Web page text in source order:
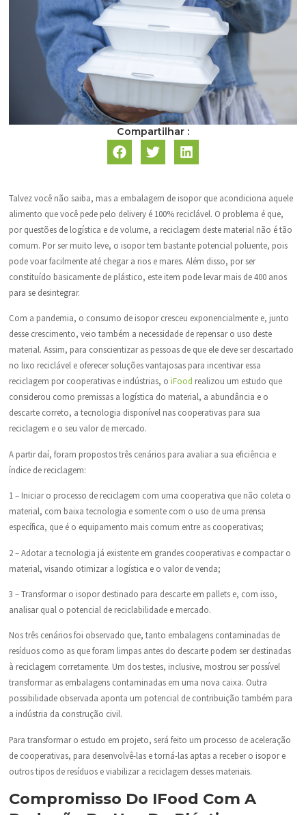
Compartilhar :
Talvez você não saiba, mas a embalagem de isopor que acondiciona aquele
alimento que você pede pelo delivery é 100% reciclável. O problema é que,
por questões de logística e de volume, a reciclagem deste material não é tão
comum. Por ser muito leve, o isopor tem bastante potencial poluente, pois
pode voar facilmente até chegar a rios e mares. Além disso, por ser
constituído basicamente de plástico, este item pode levar mais de 400 anos
para se desintegrar.
Com a pandemia, o consumo de isopor cresceu exponencialmente e, junto
desse crescimento, veio também a necessidade de repensar o uso deste
material. Assim, para conscientizar as pessoas de que ele deve ser descartado
no lixo reciclável e oferecer soluções vantajosas para incentivar essa
reciclagem por cooperativas e indústrias, o iFood realizou um estudo que
considerou como premissas a logística do material, a abundância e o
descarte correto, a tecnologia disponível nas cooperativas para sua
reciclagem e o seu valor de mercado.
A partir daí, foram propostos três cenários para avaliar a sua eficiência e
índice de reciclagem:
1 – Iniciar o processo de reciclagem com uma cooperativa que não coleta o
material, com baixa tecnologia e somente com o uso de uma prensa
específica, que é o equipamento mais comum entre as cooperativas;
2 – Adotar a tecnologia já existente em grandes cooperativas e compactar o
material, visando otimizar a logística e o valor de venda;
3 – Transformar o isopor destinado para descarte em pallets e, com isso,
analisar qual o potencial de reciclabilidade e mercado.
Nos três cenários foi observado que, tanto embalagens contaminadas de
resíduos como as que foram limpas antes do descarte podem ser destinadas
à reciclagem corretamente. Um dos testes, inclusive, mostrou ser possível
transformar as embalagens contaminadas em uma nova caixa. Outra
possibilidade observada aponta um potencial de contribuição também para
a indústria da construção civil.
Para transformar o estudo em projeto, será feito um processo de aceleração
de cooperativas, para desenvolvê-las e torná-las aptas a receber o isopor e
outros tipos de resíduos e viabilizar a reciclagem desses materiais.
Compromisso Do IFood Com A